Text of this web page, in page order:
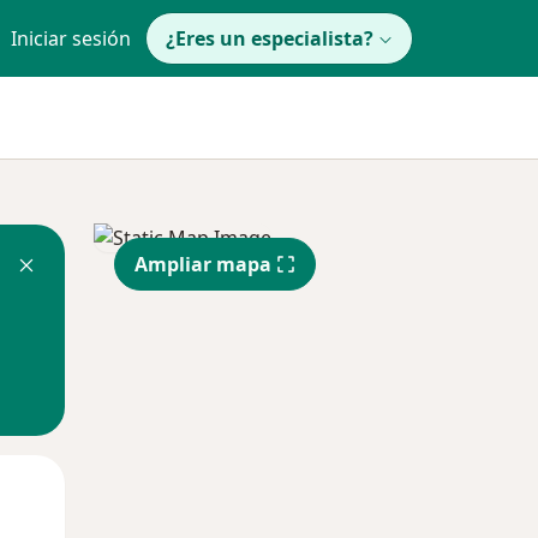
Iniciar sesión ¿Eres un especialista?
Ampliar mapa